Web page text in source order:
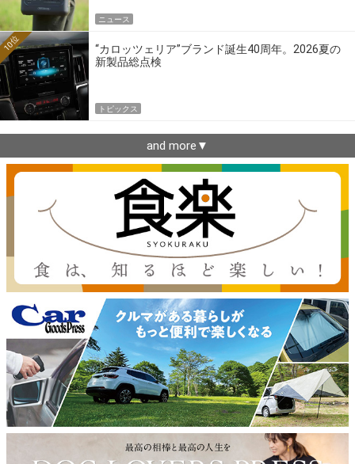
ニュース
“カロッツェリア”ブランド誕生40周年。2026夏の
新製品総点検
10位
トピックス
and more▼